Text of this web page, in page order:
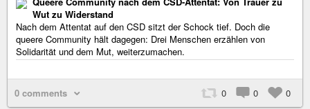
Wut zu Widerstand
Nach dem Attentat auf den CSD sitzt der Schock tief. Doch die
queere Community hält dagegen: Drei Menschen erzählen von
Solidarität und dem Mut, weiterzumachen.
0 comments 0 0 0